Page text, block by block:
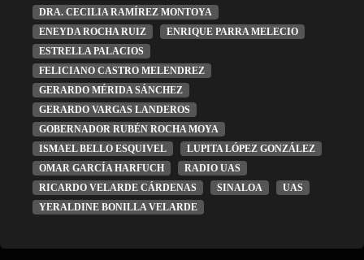
DRA. CECILIA RAMÍREZ MONTOYA
ENEYDA ROCHA RUIZ
ENRIQUE PARRA MELECIO
ESTRELLA PALACIOS
FELICIANO CASTRO MELENDREZ
GERARDO MÉRIDA SÁNCHEZ
GERARDO VARGAS LANDEROS
GOBERNADOR RUBÉN ROCHA MOYA
ISMAEL BELLO ESQUIVEL
LUPITA LÓPEZ GONZÁLEZ
OMAR GARCÍA HARFUCH
RADIO UAS
RICARDO VELARDE CÁRDENAS
SINALOA
UAS
YERALDINE BONILLA VELARDE